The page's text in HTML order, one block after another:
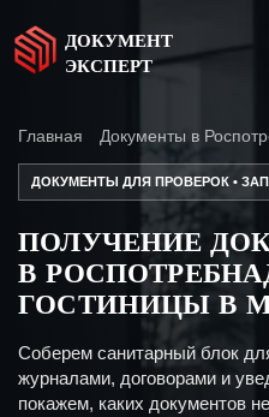
ДОКУМЕНТ
ЭКСПЕРТ
Главная Документы в
ДОКУМЕНТЫ ДЛЯ ПРОВЕРОК •
ПОЛУЧЕНИЕ
В
ГОСТИНИЦЫ В
Соберем санитарный блок
журналами, договорами и
покажем, каких документов